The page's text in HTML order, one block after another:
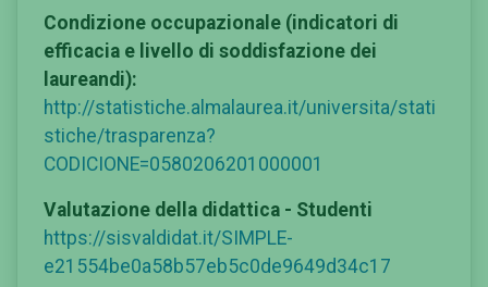
Condizione occupazionale (indicatori di
efficacia e livello di soddisfazione dei
laureandi):
http://statistiche.almalaurea.it/universita/stati
stiche/trasparenza?
CODICIONE=0580206201000001
Valutazione della didattica - Studenti
https://sisvaldidat.it/SIMPLE-
e21554be0a58b57eb5c0de9649d34c17